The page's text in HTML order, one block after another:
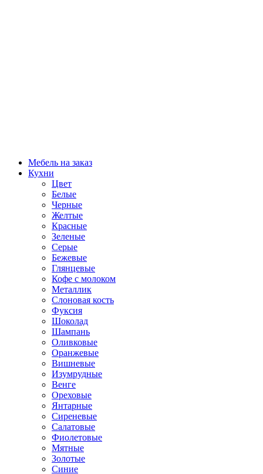
Мебель на заказ
Кухни
Цвет
Белые
Черные
Желтые
Красные
Зеленые
Серые
Бежевые
Глянцевые
Кофе с молоком
Металлик
Слоновая кость
Фуксия
Шоколад
Шампань
Оливковые
Оранжевые
Вишневые
Изумрудные
Венге
Ореховые
Янтарные
Сиреневые
Салатовые
Фиолетовые
Мятные
Золотые
Синие